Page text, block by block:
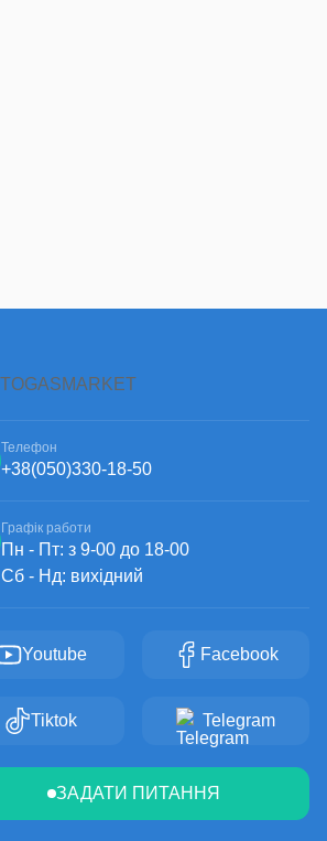
Телефон
+38(050)330-18-50
Графік работи
Пн - Пт: з 9-00 до 18-00
Сб - Нд: вихідний
Youtube Facebook
Tiktok Telegram
ЗАДАТИ ПИТАННЯ